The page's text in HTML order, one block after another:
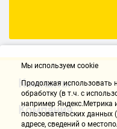
Контакты
Компания
Мы используем cookie
Продолжая использовать
обработку (в т.ч. с
например Яндекс.Метрика
пользовательских
адресе, сведений о